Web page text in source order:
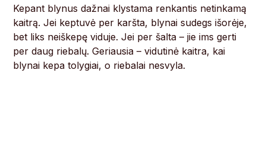
Kepant blynus dažnai klystama renkantis netinkamą
kaitrą. Jei keptuvė per karšta, blynai sudegs išorėje,
bet liks neiškepę viduje. Jei per šalta – jie ims gerti
per daug riebalų. Geriausia – vidutinė kaitra, kai
blynai kepa tolygiai, o riebalai nesvyla.